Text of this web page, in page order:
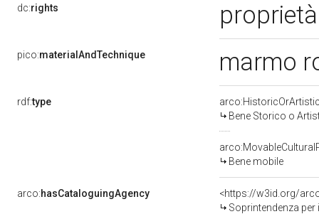
dc:rights
pico:materialAndTechnique marmo
rdf:type
Bene Storico o
Bene mobile
arco:hasCataloguingAgency
<https://w3id.org/
Soprintendenza per